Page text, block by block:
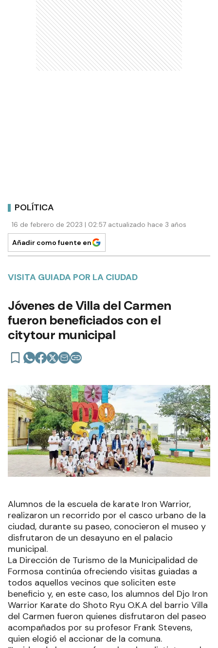
POLÍTICA
16 de febrero de 2023 | 02:57 actualizado hace 3 años
Añadir como fuente en
VISITA GUIADA POR LA CIUDAD
Jóvenes de Villa del Carmen
fueron beneficiados con el
citytour municipal
Alumnos de la escuela de karate Iron Warrior,
realizaron un recorrido por el casco urbano de la
ciudad, durante su paseo, conocieron el museo y
disfrutaron de un desayuno en el palacio
municipal.
La Dirección de Turismo de la Municipalidad de
Formosa continúa ofreciendo visitas guiadas a
todos aquellos vecinos que soliciten este
beneficio y, en este caso, los alumnos del Djo Iron
Warrior Karate do Shoto Ryu O.K.A del barrio Villa
del Carmen fueron quienes disfrutaron del paseo
acompañados por su profesor Frank Stevens,
quien elogió el accionar de la comuna.